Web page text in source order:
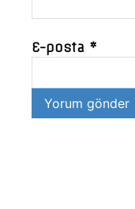
E-posta *